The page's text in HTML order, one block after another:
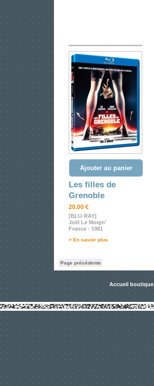
Ajouter au panier
Les filles de
Grenoble
20.00 €
[BLU-RAY]
Joël Le Moign'
France - 1981
> En savoir plus
Page précédente
Accueil boutique